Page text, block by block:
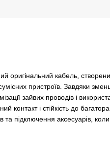
оригінальний кабель,
пристроїв. Завдяки
зайвих проводів і
контакт і стійкість до
підключення аксесуарів,